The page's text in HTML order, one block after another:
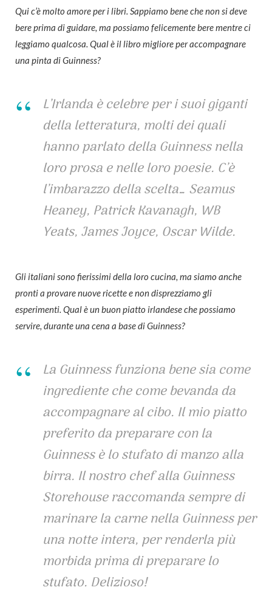
Qui c’è molto amore per i libri. Sappiamo bene che non si deve
bere prima di guidare, ma possiamo felicemente bere mentre ci
leggiamo qualcosa. Qual è il libro migliore per accompagnare
una pinta di Guinness?
L’Irlanda è celebre per i suoi giganti
della letteratura, molti dei quali
hanno parlato della Guinness nella
loro prosa e nelle loro poesie. C’è
l’imbarazzo della scelta… Seamus
Heaney, Patrick Kavanagh, WB
Yeats, James Joyce, Oscar Wilde.
Gli italiani sono fierissimi della loro cucina, ma siamo anche
pronti a provare nuove ricette e non disprezziamo gli
esperimenti. Qual è un buon piatto irlandese che possiamo
servire, durante una cena a base di Guinness?
La Guinness funziona bene sia come
ingrediente che come bevanda da
accompagnare al cibo. Il mio piatto
preferito da preparare con la
Guinness è lo stufato di manzo alla
birra. Il nostro chef alla Guinness
Storehouse raccomanda sempre di
marinare la carne nella Guinness per
una notte intera, per renderla più
morbida prima di preparare lo
stufato. Delizioso!